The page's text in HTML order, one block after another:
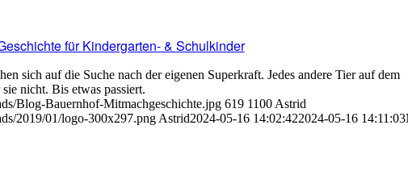
für Kindergarten- & Schulkinder
sich auf die Suche nach der eigenen Superkraft. Jedes andere Tier auf dem
nicht. Bis etwas passiert.
Blog-Bauernhof-Mitmachgeschichte.jpg 619 1100 Astrid
2019/01/logo-300x297.png Astrid2024-05-16 14:02:422024-05-16 14:11:03